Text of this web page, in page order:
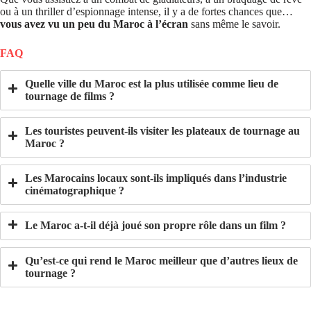
ou à un thriller d’espionnage intense, il y a de fortes chances que…
vous avez vu un peu du Maroc à l’écran sans même le savoir.
FAQ
Quelle ville du Maroc est la plus utilisée comme lieu de
tournage de films ?
Les touristes peuvent-ils visiter les plateaux de tournage au
Maroc ?
Les Marocains locaux sont-ils impliqués dans l’industrie
cinématographique ?
Le Maroc a-t-il déjà joué son propre rôle dans un film ?
Qu’est-ce qui rend le Maroc meilleur que d’autres lieux de
tournage ?